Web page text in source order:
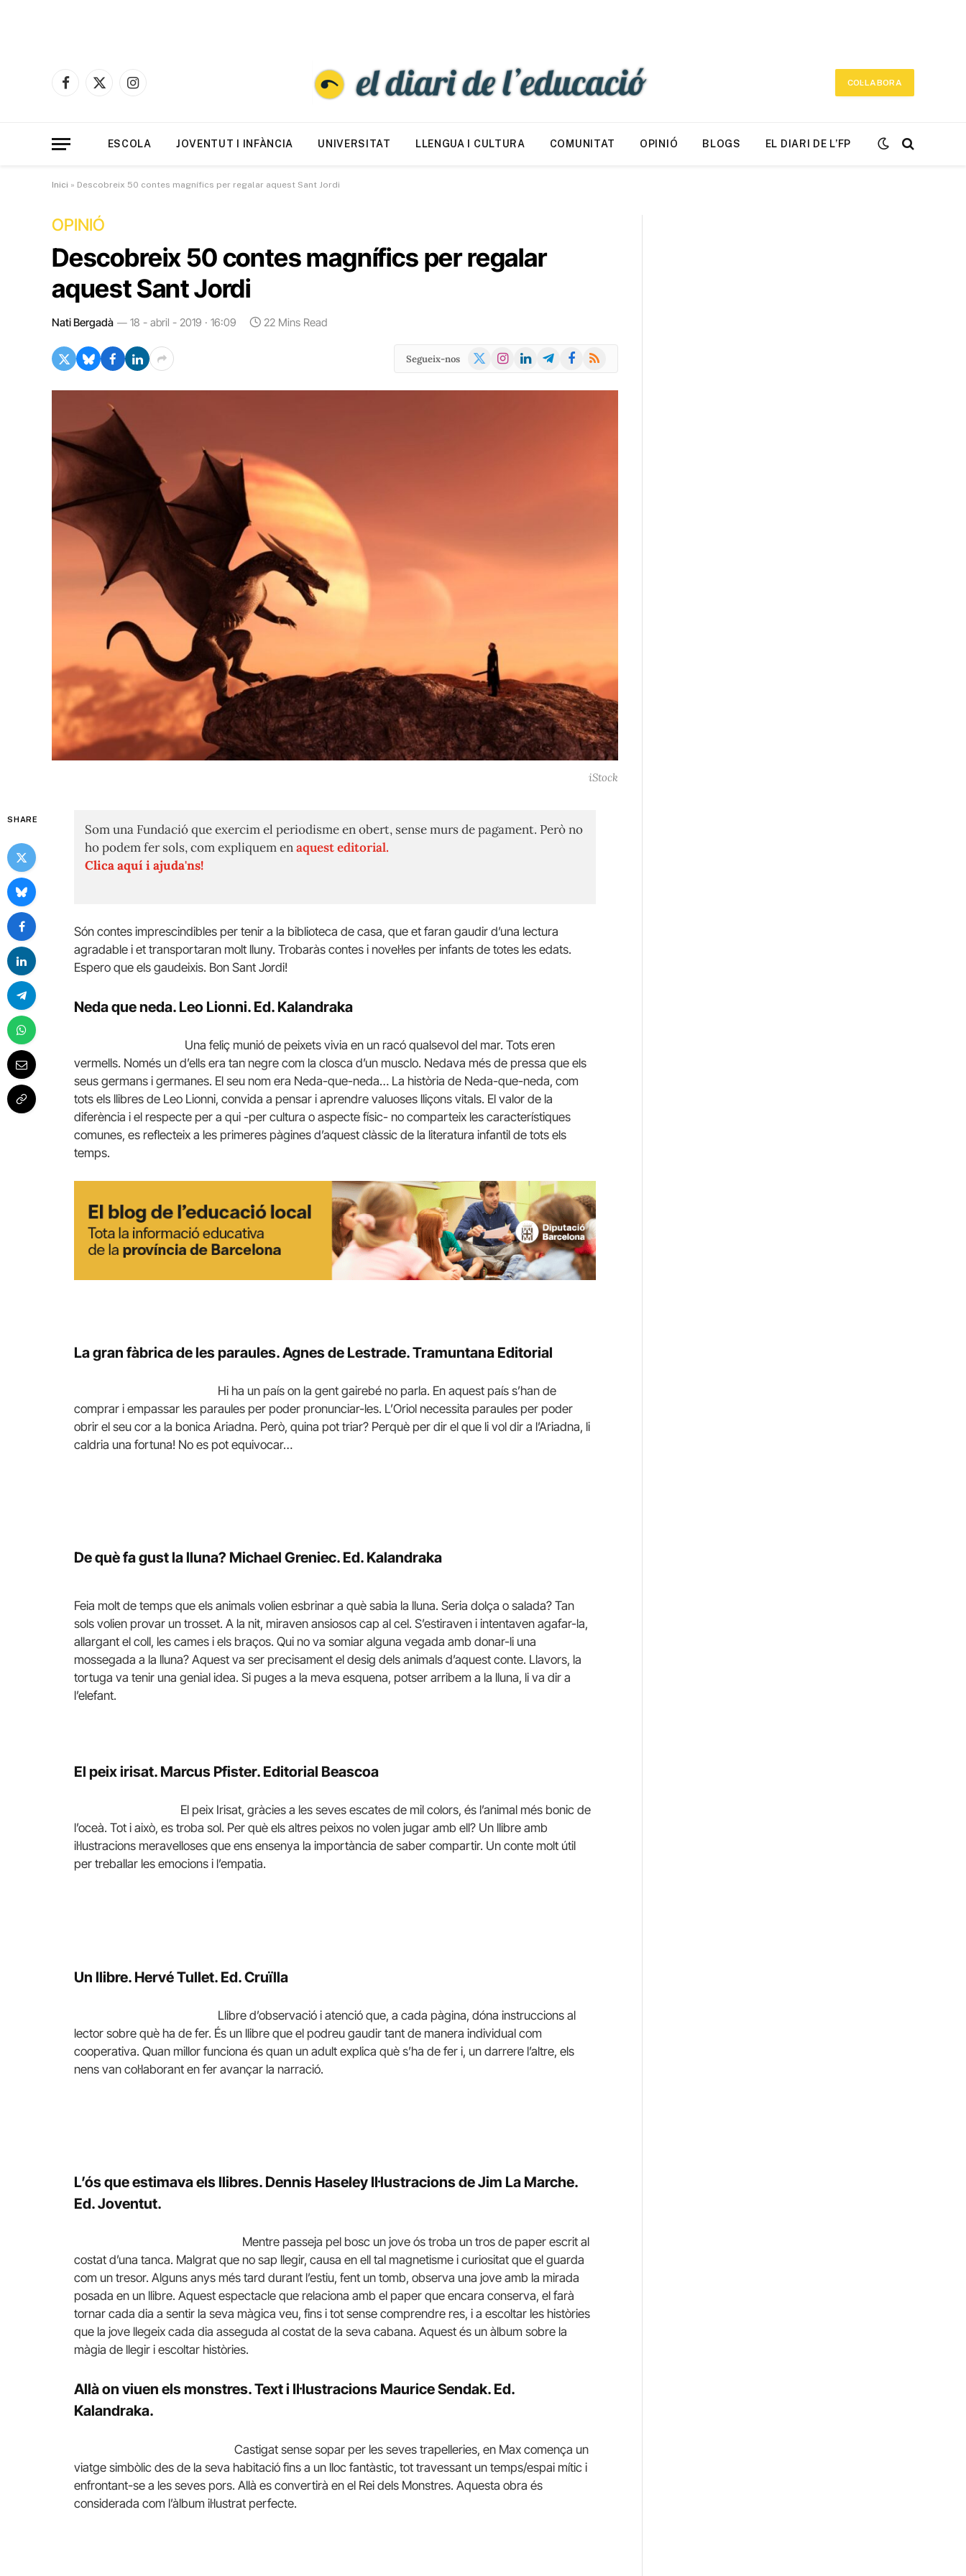
Facebook
X
Instagram
COL·LABORA
ESCOLA JOVENTUT I INFÀNCIA UNIVERSITAT LLENGUA I CULTURA COMUNITAT OPINIÓ BLOGS EL DIARI DE L’FP
Inici » Descobreix 50 contes magnífics per regalar aquest Sant Jordi
OPINIÓ
Descobreix 50 contes magnífics per regalar
aquest Sant Jordi
Nati Bergadà 18 - abril - 2019 · 16:09 22 Mins Read
Segueix-nos
X
Instagram
LinkedInTelegramFacebook
RSS
iStock
SHARE
Som una Fundació que exercim el periodisme en obert, sense murs de pagament. Però no
ho podem fer sols, com expliquem enaquest editorial.
Clica aquí i ajuda'ns!
Són contes imprescindibles per tenir a la biblioteca de casa, que et faran gaudir d’una lectura
agradable i et transportaran molt lluny. Trobaràs contes i novel·les per infants de totes les edats.
Espero que els gaudeixis. Bon Sant Jordi!
Neda que neda. Leo Lionni. Ed. Kalandraka
Una feliç munió de peixets vivia en un racó qualsevol del mar. Tots eren
vermells. Només un d’ells era tan negre com la closca d’un musclo. Nedava més de pressa que els
seus germans i germanes. El seu nom era Neda-que-neda… La història de Neda-que-neda, com
tots els llibres de Leo Lionni, convida a pensar i aprendre valuoses lliçons vitals. El valor de la
diferència i el respecte per a qui -per cultura o aspecte físic- no comparteix les característiques
comunes, es reflecteix a les primeres pàgines d’aquest clàssic de la literatura infantil de tots els
temps.
La gran fàbrica de les paraules.Agnes de Lestrade. Tramuntana Editorial
Hi ha un país on la gent gairebé no parla. En aquest país s’han de
comprar i empassar les paraules per poder pronunciar-les. L’Oriol necessita paraules per poder
obrir el seu cor a la bonica Ariadna. Però, quina pot triar? Perquè per dir el que li vol dir a l’Ariadna, li
caldria una fortuna! No es pot equivocar…
De què fa gust la lluna? Michael Greniec. Ed. Kalandraka
Feia molt de temps que els animals volien esbrinar a què sabia la lluna. Seria dolça o salada? Tan
sols volien provar un trosset. A la nit, miraven ansiosos cap al cel. S’estiraven i intentaven agafar-la,
allargant el coll, les cames i els braços. Qui no va somiar alguna vegada amb donar-li una
mossegada a la lluna? Aquest va ser precisament el desig dels animals d’aquest conte. Llavors, la
tortuga va tenir una genial idea. Si puges a la meva esquena, potser arribem a la lluna, li va dir a
l’elefant.
El peix irisat. Marcus Pfister. Editorial Beascoa
El peix Irisat, gràcies a les seves escates de mil colors, és l’animal més bonic de
l’oceà. Tot i això, es troba sol. Per què els altres peixos no volen jugar amb ell? Un llibre amb
il·lustracions meravelloses que ens ensenya la importància de saber compartir. Un conte molt útil
per treballar les emocions i l’empatia.
Un llibre. Hervé Tullet. Ed. Cruïlla
Llibre d’observació i atenció que, a cada pàgina, dóna instruccions al
lector sobre què ha de fer. És un llibre que el podreu gaudir tant de manera individual com
cooperativa. Quan millor funciona és quan un adult explica què s’ha de fer i, un darrere l’altre, els
nens van col·laborant en fer avançar la narració.
L’ós que estimava els llibres. Dennis Haseley Il·lustracions de Jim La Marche.
Ed. Joventut.
Mentre passeja pel bosc un jove ós troba un tros de paper escrit al
costat d’una tanca. Malgrat que no sap llegir, causa en ell tal magnetisme i curiositat que el guarda
com un tresor. Alguns anys més tard durant l’estiu, fent un tomb, observa una jove amb la mirada
posada en un llibre. Aquest espectacle que relaciona amb el paper que encara conserva, el farà
tornar cada dia a sentir la seva màgica veu, fins i tot sense comprendre res, i a escoltar les històries
que la jove llegeix cada dia asseguda al costat de la seva cabana. Aquest és un àlbum sobre la
màgia de llegir i escoltar històries.
Allà on viuen els monstres.Text i Il·lustracions Maurice Sendak. Ed.
Kalandraka.
Castigat sense sopar per les seves trapelleries, en Max comença un
viatge simbòlic des de la seva habitació fins a un lloc fantàstic, tot travessant un temps/espai mític i
enfrontant-se a les seves pors. Allà es convertirà en el Rei dels Monstres. Aquesta obra és
considerada com l’àlbum il·lustrat perfecte.